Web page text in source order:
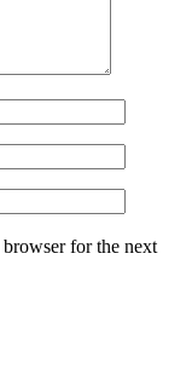
for the next